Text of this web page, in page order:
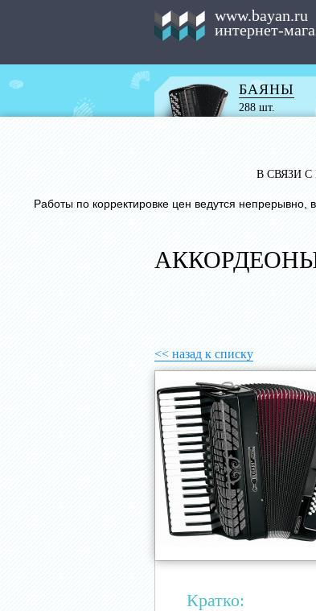
www.bayan.ru
интернет-
БАЯНЫ
288 шт.
В СВЯЗИ
Работы по корректировке цен ведутся непрерывно,
<< назад к списку
Кратко: